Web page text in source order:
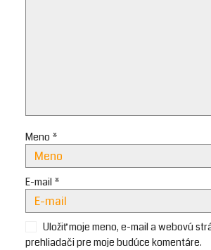
Meno *
E-mail *
Uložiť moje meno, e-mail a webovú
prehliadači pre moje budúce komentáre.